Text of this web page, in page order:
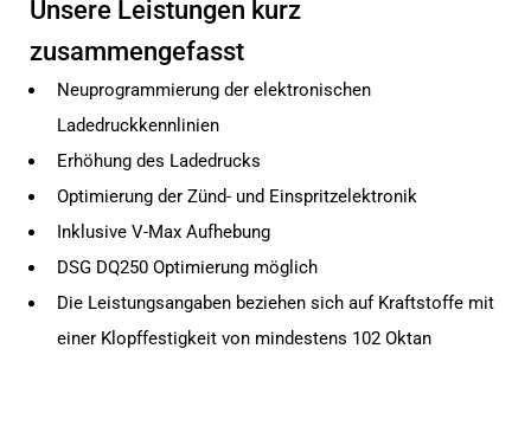
Unsere Leistungen kurz
zusammengefasst
Neuprogrammierung der elektronischen
Ladedruckkennlinien
Erhöhung des Ladedrucks
Optimierung der Zünd- und Einspritzelektronik
Inklusive V-Max Aufhebung
DSG DQ250 Optimierung möglich
Die Leistungsangaben beziehen sich auf Kraftstoffe mit
einer Klopffestigkeit von mindestens 102 Oktan